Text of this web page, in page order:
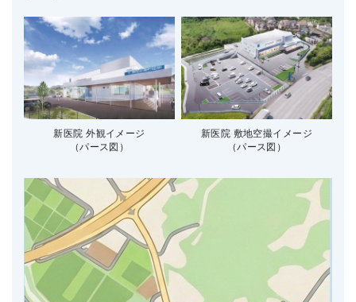
新医院 外観イメージ
（パース図）
新医院 敷地空撮イメージ
（パース図）